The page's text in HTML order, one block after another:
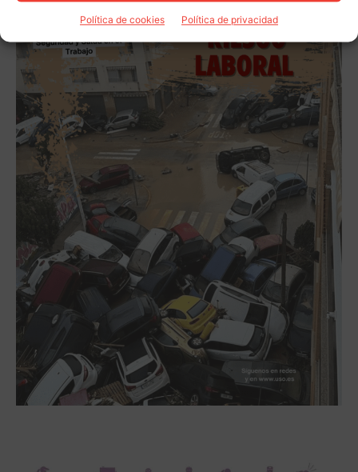
Política de cookies Política de privacidad